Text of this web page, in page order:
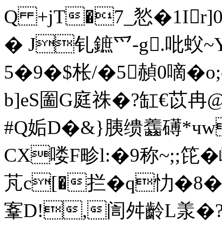
Q +jT�7_悐�1Ir]0
� J钆鏣爫-g.吡蚥~Y
5�9�$枨/�5赬0嘀�
b]eS圗G庭祩�?缸€苡
#Q姤D�&}胰缋齹礡
CX喽F畛l:�9称~;;笓�
芃 c[�拦�q忇
鞌D!,訚舛齡L羕